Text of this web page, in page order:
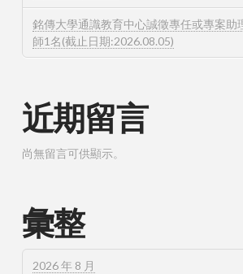
銘傳大學通識教育中心誠徵專任或專案助
師1名(截止日期:2026.08.05)
近期留言
尚無留言可供顯示。
彙整
2026 年 8 月